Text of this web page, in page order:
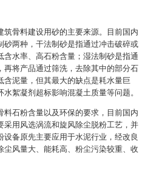
骨料建设用砂的主要来源。目前国内
两种，干法制砂是指通过冲击破碎或
水率、高石粉含量；湿法制砂是指通
将产品通过筛洗，去除其中的部分石
泥量，但其最大的缺点是耗水量巨
絮凝剂超标影响混凝土质量等问题。
石粉含量以及环保的要求，目前国内
用风选涡流和旋风除尘脱粉工艺，并
备原先主要应用于水泥行业，经改良
风量大、能耗高、粉尘污染较重、收